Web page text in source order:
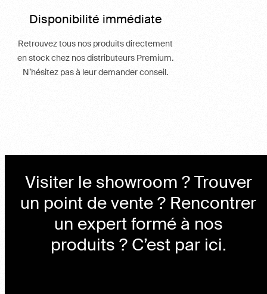
Disponibilité immédiate
Retrouvez tous nos produits directement
en stock chez nos distributeurs Premium.
N’hésitez pas à leur demander conseil.
Visiter le showroom ? Trouver
un point de vente ? Rencontrer
un expert formé à nos
produits ? C’est par ici.